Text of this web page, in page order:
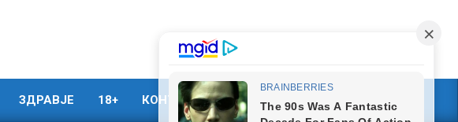
ЗДРАВЈЕ 18+ КОНТАКТ МАРКЕТИНГ